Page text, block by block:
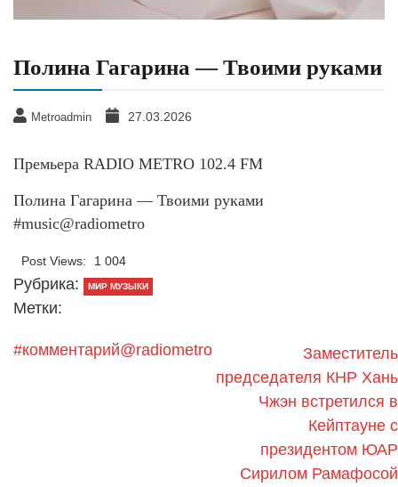
Полина Гагарина — Твоими руками
Metroadmin 27.03.2026
Премьера RADIO METRO 102.4 FM
Полина Гагарина — Твоими руками
#music@radiometro
Post Views: 1 004
Рубрика: МИР МУЗЫКИ
Метки:
#комментарий@radiometro
Заместитель
председателя КНР Хань
Чжэн встретился в
Кейптауне с
президентом ЮАР
Сирилом Рамафосой